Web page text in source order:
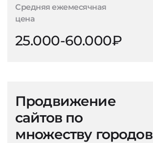
Средняя ежемесячная
цена
25.000-60.000₽
Продвижение
сайтов по
множеству городов